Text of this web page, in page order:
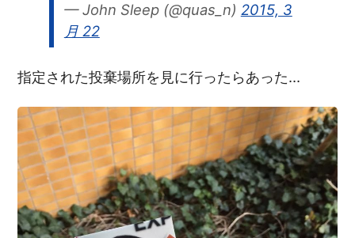
— John Sleep (@quas_n) 2015, 3
月 22
指定された投棄場所を見に行ったらあった…